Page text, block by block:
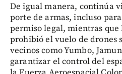
De igual manera, continúa
porte de armas, incluso
permiso legal, mientras
prohibió el vuelo de drones
vecinos como Yumbo,
garantizar el control del